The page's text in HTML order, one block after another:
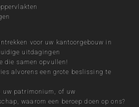
voor uw kantoorgebouw in
uitdagingen
die samen opvullen!
alvorens een grote beslissing te
uw patrimonium, of uw
waarom een beroep doen op ons?